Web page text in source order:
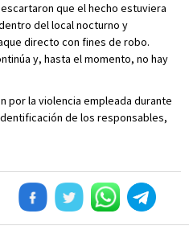
que el hecho estuviera
del local nocturno y
directo con fines de robo.
y, hasta el momento, no hay
por la violencia empleada durante
de los responsables,